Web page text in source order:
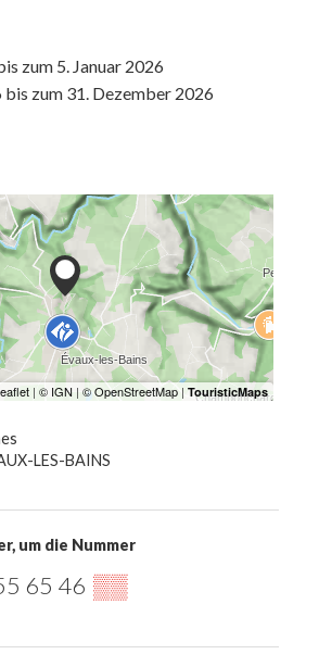
zum 5. Januar 2026
bis zum 31. Dezember 2026
LES-BAINS
um die Nummer
65 46 ▒▒